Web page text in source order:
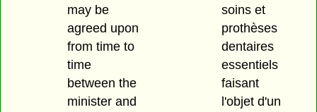
may be
agreed upon
from time to
time
between the
minister and
soins et
prothèses
dentaires
essentiels
faisant
l'objet d'un